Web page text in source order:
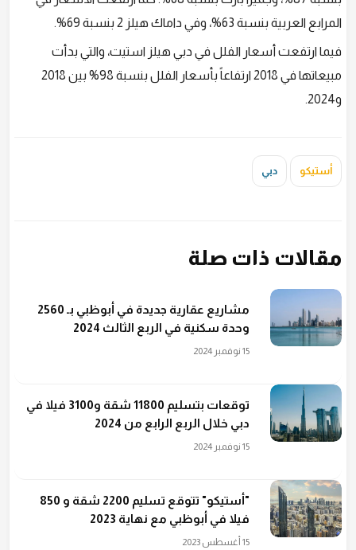
المرابع العربية بنسبة 63%، وفي داماك هيلز 2 بنسبة 69%.
فيما ارتفعت أسعار الفلل في دبي هيلز استيت، والتي بدأت
مبيعاتها في 2018 ارتفاعاً بأسعار الفلل بنسبة 98% بين 2018
و2024.
أستيكو دبي
مقالات ذات صلة
مشاريع عقارية جديدة في أبوظبي بـ 2560
وحدة سكنية في الربع الثالث 2024
15 نوفمبر 2024
توقعات بتسليم 11800 شقة و3100 فيلا في
دبي خلال الربع الرابع من 2024
15 نوفمبر 2024
"أستيكو" تتوقع تسليم 2200 شقة و 850
فيلا في أبوظبي مع نهاية 2023
15 أغسطس 2023